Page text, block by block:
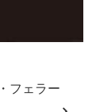
フェラー